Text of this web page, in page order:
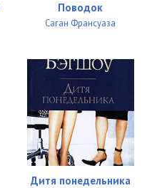
Поводок
Саган Франсуаза
Дитя понедельника